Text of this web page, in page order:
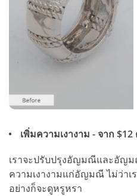
เพิ่มความเงางาม - จาก
เราจะปรับปรุงอัญมณีและอัญ
ความเงางามแก่อัญมณี ไม่ว่าเ
อย่างก็จะดูหรูหรา